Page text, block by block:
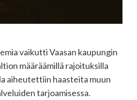
vaikutti Vaasan kaupungin
määräämillä rajoituksilla
aiheutettiin haasteita muun
tarjoamisessa.